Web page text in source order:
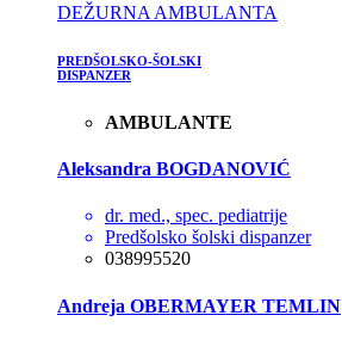
DEŽURNA AMBULANTA
PREDŠOLSKO-ŠOLSKI
DISPANZER
AMBULANTE
Aleksandra BOGDANOVIĆ
dr. med., spec. pediatrije
Predšolsko šolski dispanzer
038995520
Andreja OBERMAYER TEMLIN